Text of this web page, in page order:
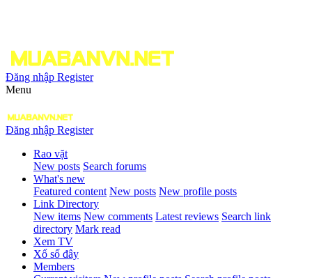
Đăng nhập Register
Menu
Đăng nhập Register
Rao vặt
New posts Search forums
What's new
Featured content New posts New profile posts
Link Directory
New items New comments Latest reviews Search link
directory Mark read
Xem TV
Xổ số đây
Members